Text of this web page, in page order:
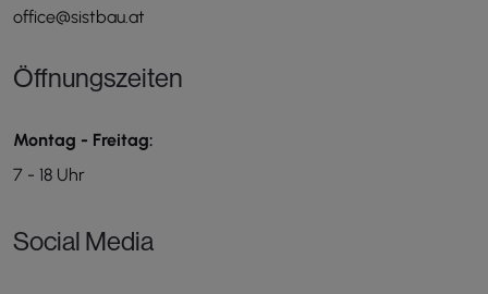
office@sistbau.at
Öffnungszeiten
Montag - Freitag:
7 - 18 Uhr
Social Media